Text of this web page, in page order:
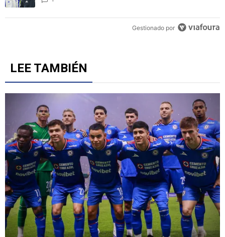
Un artículo de tendencia con el título "Alineaciones de Cruz Azul
Alineaciones de Cruz Azul vs. Philadelphia Union por la
LEE TAMBIÉN